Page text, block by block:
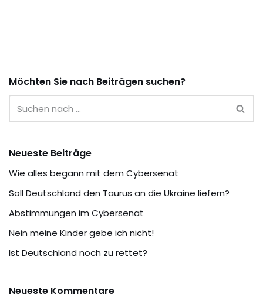
Möchten Sie nach Beiträgen suchen?
Neueste Beiträge
Wie alles begann mit dem Cybersenat
Soll Deutschland den Taurus an die Ukraine liefern?
Abstimmungen im Cybersenat
Nein meine Kinder gebe ich nicht!
Ist Deutschland noch zu rettet?
Neueste Kommentare